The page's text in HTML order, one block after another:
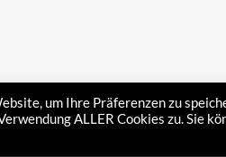
um Ihre Präferenzen zu
ALLER Cookies zu. Sie